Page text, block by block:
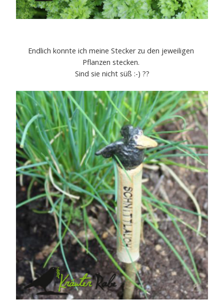
Endlich konnte ich meine Stecker zu den jeweiligen
Pflanzen stecken.
Sind sie nicht süß :-) ??